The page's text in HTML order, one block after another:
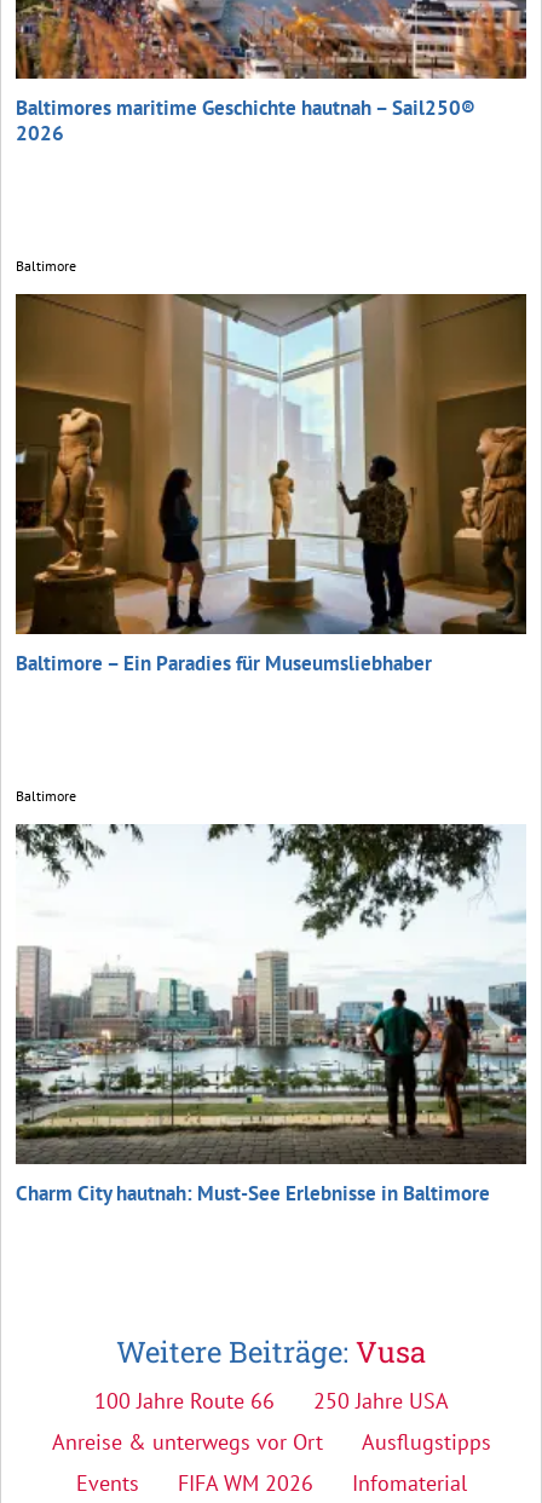
Baltimores maritime Geschichte hautnah – Sail250®
2026
Baltimore
Baltimore – Ein Paradies für Museumsliebhaber
Baltimore
Charm City hautnah: Must-See Erlebnisse in Baltimore
Weitere Beiträge: Vusa
100 Jahre Route 66
250 Jahre USA
Anreise & unterwegs vor Ort
Ausflugstipps
Events
FIFA WM 2026 Infomaterial